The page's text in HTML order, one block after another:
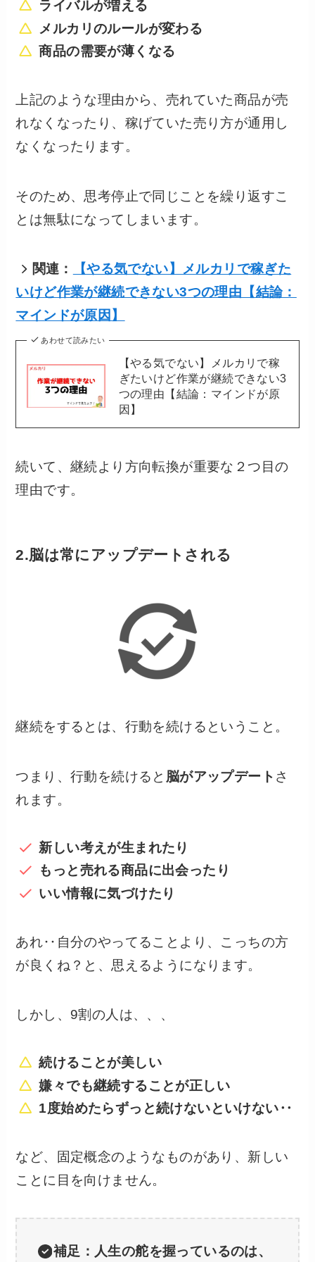
ライバルが増える
メルカリのルールが変わる
商品の需要が薄くなる
上記のような理由から、売れていた商品が売
れなくなったり、稼げていた売り方が通用し
なくなったります。
そのため、思考停止で同じことを繰り返すこ
とは無駄になってしまいます。
関連：
【やる気でない】メルカリで稼ぎた
いけど作業が継続できない3つの理由【結論：
マインドが原因】
あわせて読みたい
【やる気でない】メルカリで稼
ぎたいけど作業が継続できない3
つの理由【結論：マインドが原
因】
続いて、継続より方向転換が重要な２つ目の
理由です。
2.脳は常にアップデートされる
継続をするとは、行動を続けるということ。
つまり、行動を続けると 脳がアップデート さ
れます。
新しい考えが生まれたり
もっと売れる商品に出会ったり
いい情報に気づけたり
あれ‥自分のやってることより、こっちの方
が良くね？と、思えるようになります。
しかし、9割の人は、、、
続けることが美しい
嫌々でも継続することが正しい
1度始めたらずっと続けないといけない‥
など、固定概念のようなものがあり、新しい
ことに目を向けません。
補足：人生の舵を握っているのは、